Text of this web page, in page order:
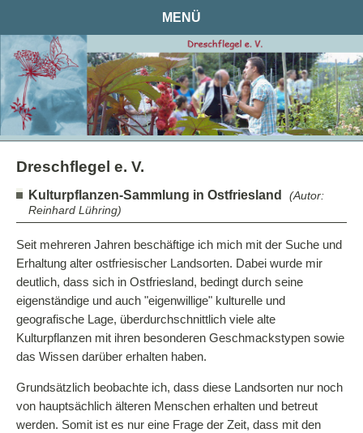
MENÜ
Dreschflegel e. V.
Unsere Ziele
Saatgutseminare
Eure / Ihre Unterstützung
Themen
Agro-Gentechnik
Neue Gentechnik
Saatgutrecht/Politik
Kulturpflanzenvielfalt
Dreschflegel e. V.
Kulturpflanzen-Sammlung in Ostfriesland
(Autor:
Reinhard Lühring)
Seit mehreren Jahren beschäftige ich mich mit der Suche und
Erhaltung alter ostfriesischer Landsorten. Dabei wurde mir
deutlich, dass sich in Ostfriesland, bedingt durch seine
eigenständige und auch "eigenwillige" kulturelle und
geografische Lage, überdurchschnittlich viele alte
Kulturpflanzen mit ihren besonderen Geschmackstypen sowie
das Wissen darüber erhalten haben.
Grundsätzlich beobachte ich, dass diese Landsorten nur noch
von hauptsächlich älteren Menschen erhalten und betreut
werden. Somit ist es nur eine Frage der Zeit, dass mit den